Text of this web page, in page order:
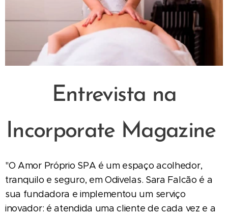
Entrevista na
Incorporate Magazine
"O Amor Próprio SPA é um espaço acolhedor,
tranquilo e seguro, em Odivelas. Sara Falcão é a
sua fundadora e implementou um serviço
inovador: é atendida uma cliente de cada vez e a